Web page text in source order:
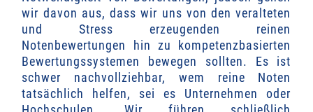
wir davon aus, dass wir uns von den veralteten
und Stress erzeugenden reinen
Notenbewertungen hin zu kompetenzbasierten
Bewertungssystemen bewegen sollten. Es ist
schwer nachvollziehbar, wem reine Noten
tatsächlich helfen, sei es Unternehmen oder